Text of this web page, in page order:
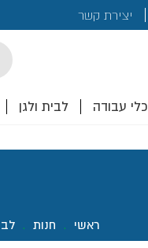
יצירת קשרלכם!
כלי עבודה לבית ולגן
ראשי . חנות .